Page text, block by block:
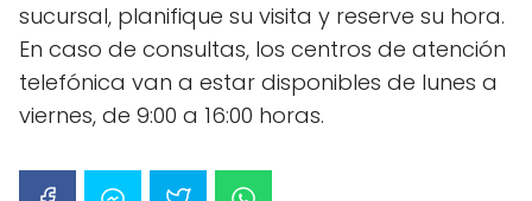
sucursal, planifique su visita y reserve su hora.
En caso de consultas, los centros de atención
telefónica van a estar disponibles de lunes a
viernes, de 9:00 a 16:00 horas.